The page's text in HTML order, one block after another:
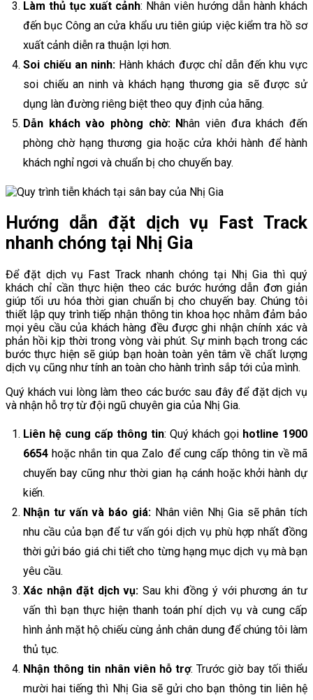
Làm thủ tục xuất cảnh: Nhân viên hướng dẫn hành khách
đến bục Công an cửa khẩu ưu tiên giúp việc kiểm tra hồ sơ
xuất cảnh diễn ra thuận lợi hơn.
Soi chiếu an ninh: Hành khách được chỉ dẫn đến khu vực
soi chiếu an ninh và khách hạng thương gia sẽ được sử
dụng làn đường riêng biệt theo quy định của hãng.
Dẫn khách vào phòng chờ: Nhân viên đưa khách đến
phòng chờ hạng thương gia hoặc cửa khởi hành để hành
khách nghỉ ngơi và chuẩn bị cho chuyến bay.
Hướng dẫn đặt dịch vụ Fast Track
nhanh chóng tại Nhị Gia
Để đặt dịch vụ Fast Track nhanh chóng tại Nhị Gia thì quý
khách chỉ cần thực hiện theo các bước hướng dẫn đơn giản
giúp tối ưu hóa thời gian chuẩn bị cho chuyến bay. Chúng tôi
thiết lập quy trình tiếp nhận thông tin khoa học nhằm đảm bảo
mọi yêu cầu của khách hàng đều được ghi nhận chính xác và
phản hồi kịp thời trong vòng vài phút. Sự minh bạch trong các
bước thực hiện sẽ giúp bạn hoàn toàn yên tâm về chất lượng
dịch vụ cũng như tính an toàn cho hành trình sắp tới của mình.
Quý khách vui lòng làm theo các bước sau đây để đặt dịch vụ
và nhận hỗ trợ từ đội ngũ chuyên gia của Nhị Gia.
Liên hệ cung cấp thông tin: Quý khách gọi hotline 1900
6654 hoặc nhắn tin qua Zalo để cung cấp thông tin về mã
chuyến bay cũng như thời gian hạ cánh hoặc khởi hành dự
kiến.
Nhận tư vấn và báo giá:Nhân viên Nhị Gia sẽ phân tích
nhu cầu của bạn để tư vấn gói dịch vụ phù hợp nhất đồng
thời gửi báo giá chi tiết cho từng hạng mục dịch vụ mà bạn
yêu cầu.
Xác nhận đặt dịch vụ: Sau khi đồng ý với phương án tư
vấn thì bạn thực hiện thanh toán phí dịch vụ và cung cấp
hình ảnh mặt hộ chiếu cùng ảnh chân dung để chúng tôi làm
thủ tục.
Nhận thông tin nhân viên hỗ trợ: Trước giờ bay tối thiểu
mười hai tiếng thì Nhị Gia sẽ gửi cho bạn thông tin liên hệ